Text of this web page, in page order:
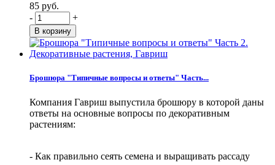
85 руб.
-
+
Брошюра "Типичные вопросы и ответы" Часть...
Компания Гавриш выпустила брошюру в которой даны
ответы на основные вопросы по декоративным
растениям:
- Как правильно сеять семена и выращивать рассаду